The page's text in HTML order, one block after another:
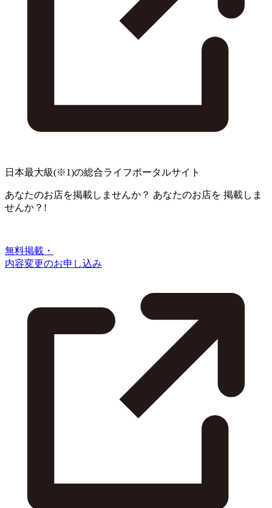
日本最大級(※1)の総合ライフポータルサイト
あなたのお店を掲載しませんか？ あなたのお店を 掲載しま
せんか？!
無料掲載・
内容変更のお申し込み